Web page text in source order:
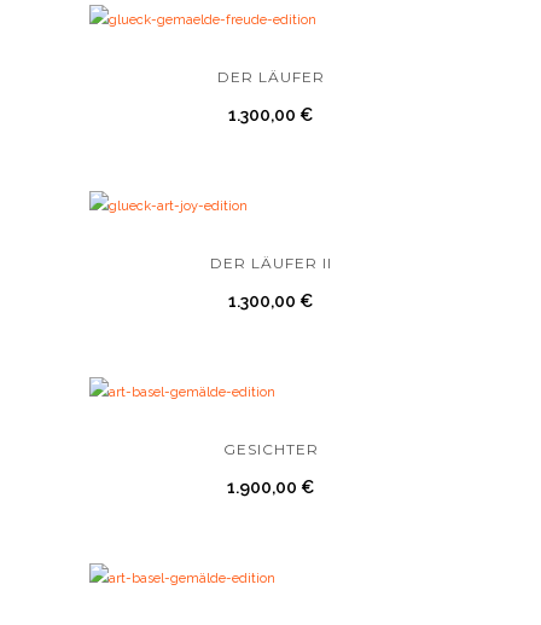
DER LÄUFER
1.300,00 €
DER LÄUFER II
1.300,00 €
GESICHTER
1.900,00 €